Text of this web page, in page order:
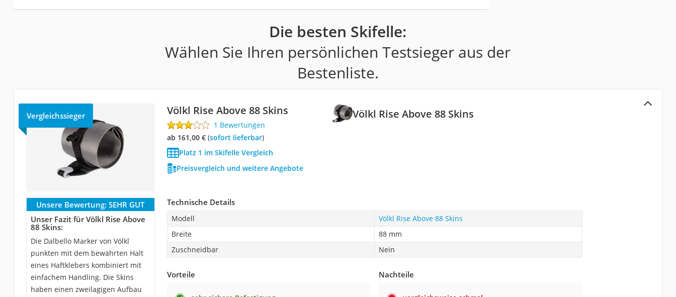
Die besten Skifelle:
Wählen Sie Ihren persönlichen Testsieger aus der
Bestenliste.
Völkl Rise Above 88 Skins
Vergleichssieger Völkl Rise Above 88 Skins
1 Bewertungen
ab 161,00 €( Sofort lieferbar)
Platz 1 im Skifelle Vergleich
Preisvergleich und weitere Angebote
Unsere Bewertung: SEHR GUT
Unser Fazit für Völkl Rise Above
88 Skins:
Die Dalbello Marker von Völkl
punkten mit dem bewährten Halt
eines Haftklebers kombiniert mit
einfachem Handling. Die Skins
haben einen zweilagigen Aufbau
Technische Details
Modell
Völkl Rise Above 88 Skins
Breite
88 mm
Zuschneidbar
Nein
Vorteile Nachteile